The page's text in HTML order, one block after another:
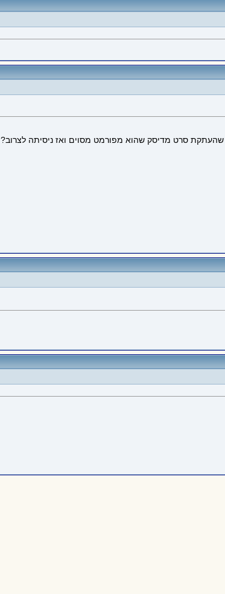
סרט מדיסק שהוא מפורמט מסוים ואז ניסיתה לצרוב?